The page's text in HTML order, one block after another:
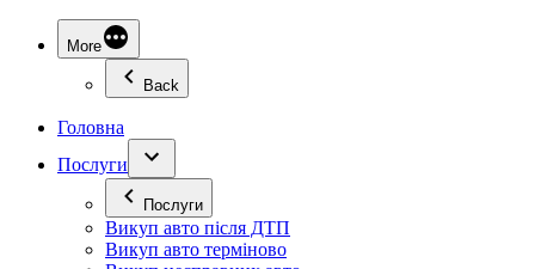
More
Back
Головна
Послуги
Послуги
Викуп авто після ДТП
Викуп авто терміново